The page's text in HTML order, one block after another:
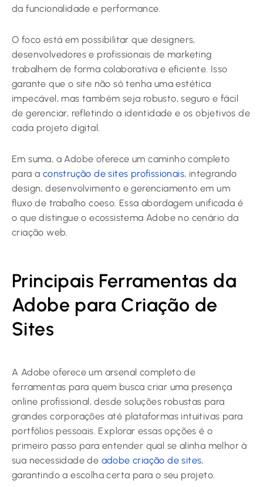
da funcionalidade e performance.
O foco está em possibilitar que designers,
desenvolvedores e profissionais de marketing
trabalhem de forma colaborativa e eficiente. Isso
garante que o site não só tenha uma estética
impecável, mas também seja robusto, seguro e fácil
de gerenciar, refletindo a identidade e os objetivos de
cada projeto digital.
Em suma, a Adobe oferece um caminho completo
para a construção de sites profissionais, integrando
design, desenvolvimento e gerenciamento em um
fluxo de trabalho coeso. Essa abordagem unificada é
o que distingue o ecossistema Adobe no cenário da
criação web.
Principais Ferramentas da
Adobe para Criação de
Sites
A Adobe oferece um arsenal completo de
ferramentas para quem busca criar uma presença
online profissional, desde soluções robustas para
grandes corporações até plataformas intuitivas para
portfólios pessoais. Explorar essas opções é o
primeiro passo para entender qual se alinha melhor à
sua necessidade de adobe criação de sites,
garantindo a escolha certa para o seu projeto.